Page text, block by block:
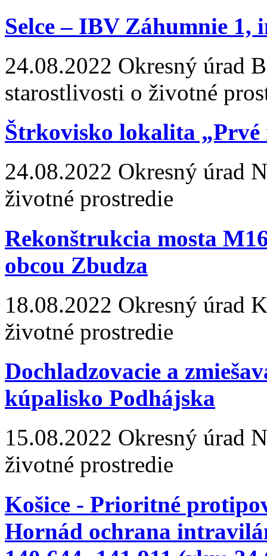
Selce – IBV Záhumnie 1,
24.08.2022 Okresný úrad
starostlivosti o životné
Štrkovisko lokalita
24.08.2022 Okresný úrad
životné prostredie
Rekonštrukcia mosta
obcou Zbudza
18.08.2022 Okresný úrad
životné prostredie
Dochladzovacie a
kúpalisko Podhájska
15.08.2022 Okresný úrad
životné prostredie
Košice - Prioritné
Hornád ochrana